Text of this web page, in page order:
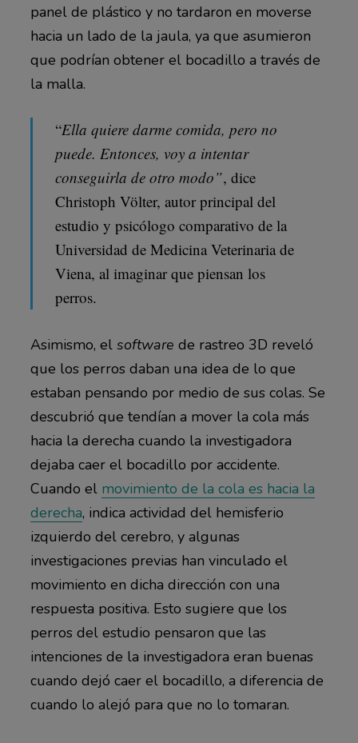
panel de plástico y no tardaron en moverse
hacia un lado de la jaula, ya que asumieron
que podrían obtener el bocadillo a través de
la malla.
“Ella quiere darme comida, pero no
puede. Entonces, voy a intentar
conseguirla de otro modo”, dice
Christoph Völter, autor principal del
estudio y psicólogo comparativo de la
Universidad de Medicina Veterinaria de
Viena, al imaginar que piensan los
perros.
Asimismo, el software de rastreo 3D reveló
que los perros daban una idea de lo que
estaban pensando por medio de sus colas. Se
descubrió que tendían a mover la cola más
hacia la derecha cuando la investigadora
dejaba caer el bocadillo por accidente.
Cuando el movimiento de la cola es hacia la
derecha, indica actividad del hemisferio
izquierdo del cerebro, y algunas
investigaciones previas han vinculado el
movimiento en dicha dirección con una
respuesta positiva. Esto sugiere que los
perros del estudio pensaron que las
intenciones de la investigadora eran buenas
cuando dejó caer el bocadillo, a diferencia de
cuando lo alejó para que no lo tomaran.